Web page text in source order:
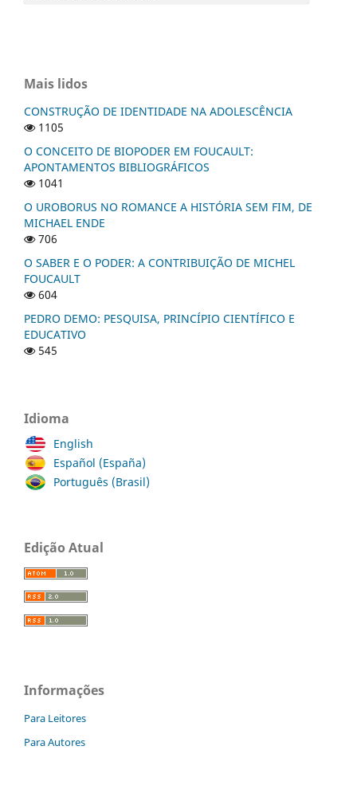
Mais lidos
CONSTRUÇÃO DE IDENTIDADE NA ADOLESCÊNCIA
1105
O CONCEITO DE BIOPODER EM FOUCAULT:
APONTAMENTOS BIBLIOGRÁFICOS
1041
O UROBORUS NO ROMANCE A HISTÓRIA SEM FIM, DE
MICHAEL ENDE
706
O SABER E O PODER: A CONTRIBUIÇÃO DE MICHEL
FOUCAULT
604
PEDRO DEMO: PESQUISA, PRINCÍPIO CIENTÍFICO E
EDUCATIVO
545
Idioma
English
Español (España)
Português (Brasil)
Edição Atual
Informações
Para Leitores
Para Autores